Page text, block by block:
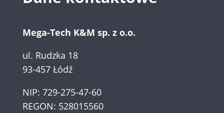
Mega-Tech K&M sp. z o.o.
ul. Rudzka 18
93-457 Łódź
NIP: 729-275-47-60
REGON: 528015560